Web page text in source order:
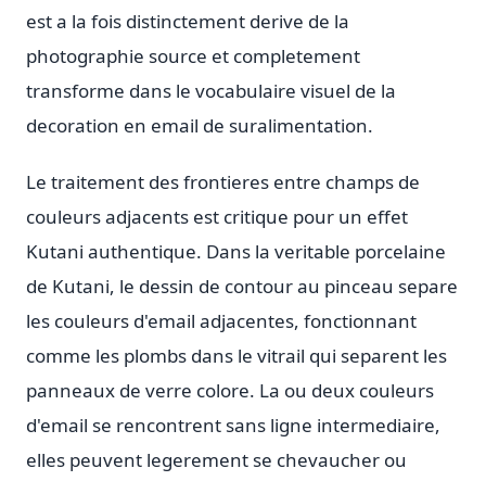
est a la fois distinctement derive de la
photographie source et completement
transforme dans le vocabulaire visuel de la
decoration en email de suralimentation.
Le traitement des frontieres entre champs de
couleurs adjacents est critique pour un effet
Kutani authentique. Dans la veritable porcelaine
de Kutani, le dessin de contour au pinceau separe
les couleurs d'email adjacentes, fonctionnant
comme les plombs dans le vitrail qui separent les
panneaux de verre colore. La ou deux couleurs
d'email se rencontrent sans ligne intermediaire,
elles peuvent legerement se chevaucher ou